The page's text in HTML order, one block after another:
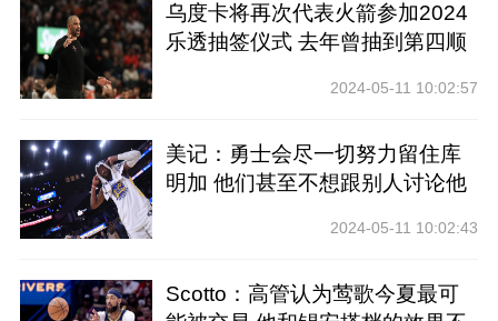
乌度卡将再次代表火箭参加2024
乐透抽签仪式 去年曾抽到第四顺
2024-05-11 10:02:57
美记：勇士会尽一切努力留住库
明加 他们甚至不想跟别人讨论他
2024-05-11 10:02:43
Scotto：高管认为莺歌今夏最可